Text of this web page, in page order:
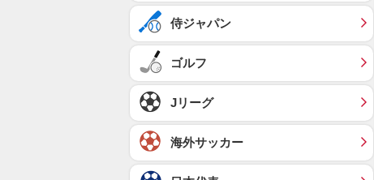
侍ジャパン
ゴルフ
Jリーグ
海外サッカー